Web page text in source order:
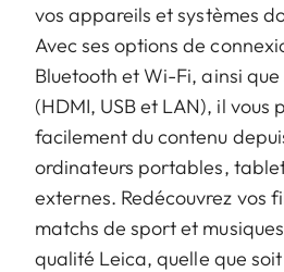
vos appareils et systèmes
Avec ses options de
Bluetooth et Wi-Fi, ainsi
(HDMI, USB et LAN), il
facilement du contenu
ordinateurs portables,
externes. Redécouvrez vos
matchs de sport et
qualité Leica, quelle que